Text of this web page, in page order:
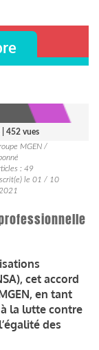
| 452 vues
MGEN /
: 49
le 01 / 10
cet accord
en tant
la lutte contre
des